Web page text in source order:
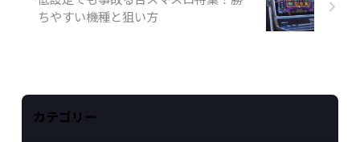
ちやすい機種と狙い方
カテゴリー